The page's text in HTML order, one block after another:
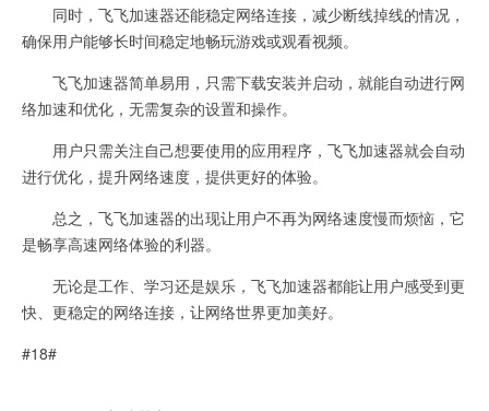
同时，飞飞加速器还能稳定网络连接，减少断线掉线的情况，
确保用户能够长时间稳定地畅玩游戏或观看视频。
飞飞加速器简单易用，只需下载安装并启动，就能自动进行网
络加速和优化，无需复杂的设置和操作。
用户只需关注自己想要使用的应用程序，飞飞加速器就会自动
进行优化，提升网络速度，提供更好的体验。
总之，飞飞加速器的出现让用户不再为网络速度慢而烦恼，它
是畅享高速网络体验的利器。
无论是工作、学习还是娱乐，飞飞加速器都能让用户感受到更
快、更稳定的网络连接，让网络世界更加美好。
#18#